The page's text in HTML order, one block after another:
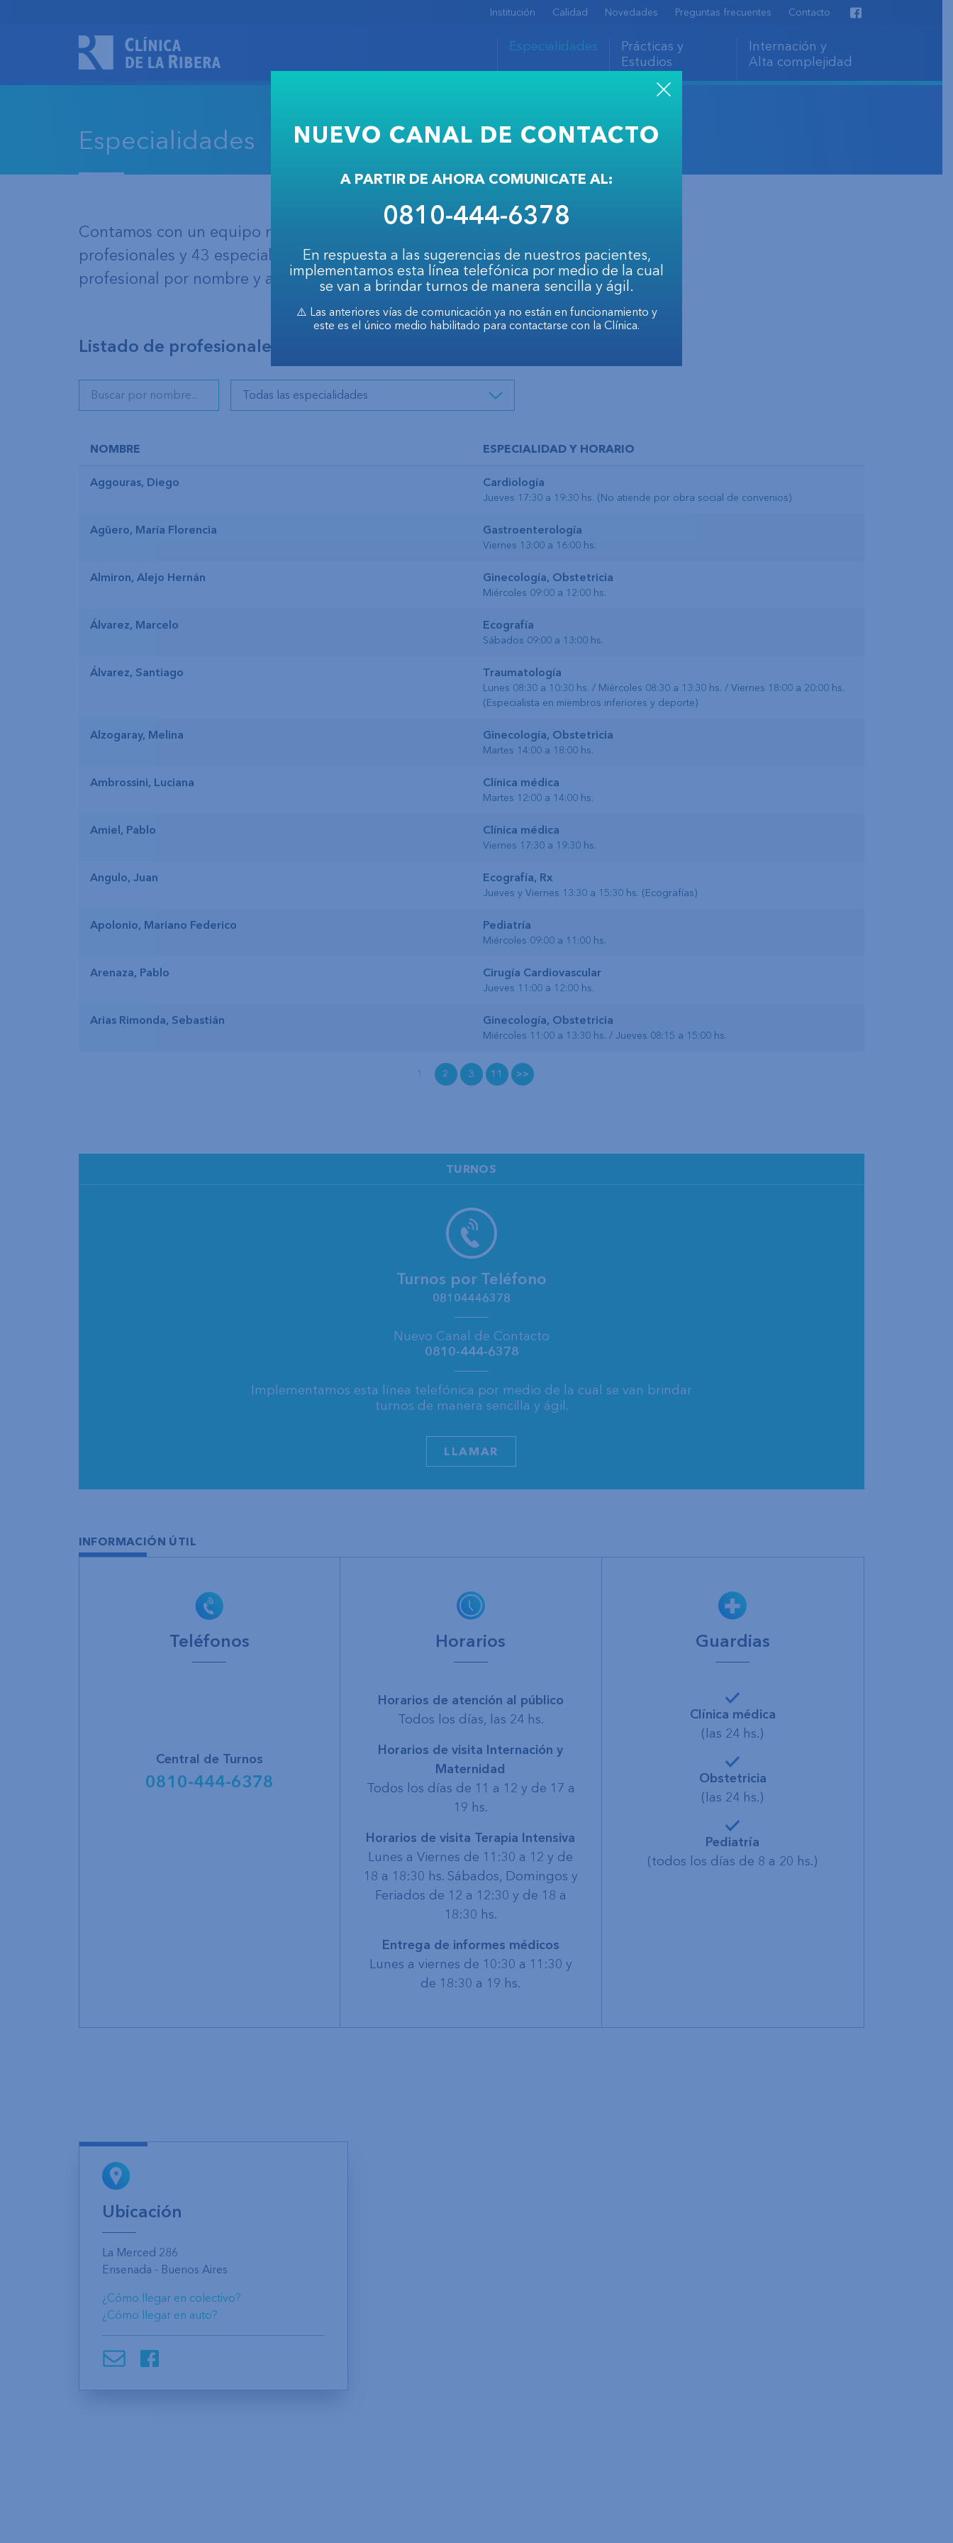
Institución Calidad Novedades Preguntas frecuentes Contacto
Especialidades
Prácticas y
Estudios
Internación y
Alta complejidad
Especialidades
Contamos con un equipo médico especializado, compuesto por más de 100
profesionales y 43 especialidades. Consultá los horarios de atención de cada
profesional por nombre y apellido o por especialidad.
Listado de profesionales
NOMBRE ESPECIALIDAD Y HORARIO
Aggouras, Diego Cardiología
Jueves 17:30 a 19:30 hs. (No atiende por obra social de convenios)
Agüero, María Florencia Gastroenterología
Viernes 13:00 a 16:00 hs.
Almiron, Alejo Hernán Ginecología, Obstetricia
Miércoles 09:00 a 12:00 hs.
Álvarez, Marcelo Ecografía
Sábados 09:00 a 13:00 hs.
Álvarez, Santiago Traumatología
Lunes 08:30 a 10:30 hs. / Miércoles 08:30 a 13:30 hs. / Viernes 18:00 a 20:00 hs.
(Especialista en miembros inferiores y deporte)
Alzogaray, Melina Ginecología, Obstetricia
Martes 14:00 a 18:00 hs.
Ambrossini, Luciana Clínica médica
Martes 12:00 a 14:00 hs.
Amiel, Pablo Clínica médica
Viernes 17:30 a 19:30 hs.
Angulo, Juan Ecografía, Rx
Jueves y Viernes 13:30 a 15:30 hs. (Ecografías)
Apolonio, Mariano Federico Pediatría
Miércoles 09:00 a 11:00 hs.
Arenaza, Pablo Cirugía Cardiovascular
Jueves 11:00 a 12:00 hs.
Arias Rimonda, Sebastián Ginecología, Obstetricia
Miércoles 11:00 a 13:30 hs. / Jueves 08:15 a 15:00 hs.
1 2 3 11 >>
TURNOS
Turnos por Teléfono
08104446378
Nuevo Canal de Contacto
0810-444-6378
Implementamos esta línea telefónica por medio de la cual se van brindar
turnos de manera sencilla y ágil.
LLAMAR
INFORMACIÓN ÚTIL
Teléfonos
Central de Turnos
0810-444-6378
Horarios
Horarios de atención al público
Todos los días, las 24 hs.
Horarios de visita Internación y
Maternidad
Todos los días de 11 a 12 y de 17 a
19 hs.
Horarios de visita Terapia Intensiva
Lunes a Viernes de 11:30 a 12 y de
18 a 18:30 hs. Sábados, Domingos y
Feriados de 12 a 12:30 y de 18 a
18:30 hs.
Entrega de informes médicos
Lunes a viernes de 10:30 a 11:30 y
de 18:30 a 19 hs.
Guardias
Clínica médica
(las 24 hs.)
Obstetricia
(las 24 hs.)
Pediatría
(todos los días de 8 a 20 hs.)
Ubicación
La Merced 286
Ensenada - Buenos Aires
¿Cómo llegar en colectivo?
¿Cómo llegar en auto?
NUEVO CANAL DE CONTACTO
A PARTIR DE AHORA COMUNICATE AL:
0810-444-6378
En respuesta a las sugerencias de nuestros pacientes,
implementamos esta línea telefónica por medio de la cual
se van a brindar turnos de manera sencilla y ágil.
⚠️ Las anteriores vías de comunicación ya no están en funcionamiento y
este es el único medio habilitado para contactarse con la Clínica.